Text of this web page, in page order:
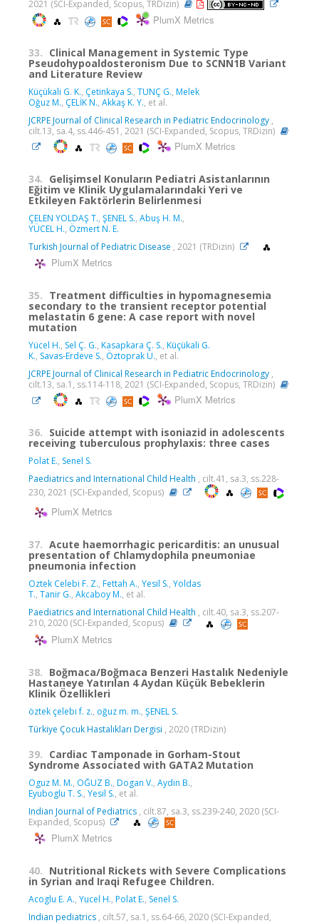
2021 (SCI-Expanded, Scopus, TRDizin)
PlumX Metrics
33. Clinical Management in Systemic Type
Pseudohypoaldosteronism Due to SCNN1B Variant
and Literature Review
Küçükali G. K., Çetinkaya S., TUNÇ G., Melek
Oğuz M., ÇELİK N., Akkaş K. Y., et al.
JCRPE Journal of Clinical Research in Pediatric Endocrinology ,
cilt.13, sa.4, ss.446-451, 2021 (SCI-Expanded, Scopus, TRDizin)
PlumX Metrics
34. Gelişimsel Konuların Pediatri Asistanlarının
Eğitim ve Klinik Uygulamalarındaki Yeri ve
Etkileyen Faktörlerin Belirlenmesi
ÇELEN YOLDAŞ T., ŞENEL S., Abuş H. M.,
YÜCEL H., Özmert N. E.
Turkish Journal of Pediatric Disease , 2021 (TRDizin)
PlumX Metrics
35. Treatment difficulties in hypomagnesemia
secondary to the transient receptor potential
melastatin 6 gene: A case report with novel
mutation
Yücel H., Sel Ç. G., Kasapkara Ç. S., Küçükali G.
K., Savas-Erdeve S., Öztoprak Ü., et al.
JCRPE Journal of Clinical Research in Pediatric Endocrinology ,
cilt.13, sa.1, ss.114-118, 2021 (SCI-Expanded, Scopus, TRDizin)
PlumX Metrics
36. Suicide attempt with isoniazid in adolescents
receiving tuberculous prophylaxis: three cases
Polat E., Senel S.
Paediatrics and International Child Health , cilt.41, sa.3, ss.228-
230, 2021 (SCI-Expanded, Scopus)
PlumX Metrics
37. Acute haemorrhagic pericarditis: an unusual
presentation of Chlamydophila pneumoniae
pneumonia infection
Oztek Celebi F. Z., Fettah A., Yesil S., Yoldas
T., Tanir G., Akcaboy M., et al.
Paediatrics and International Child Health , cilt.40, sa.3, ss.207-
210, 2020 (SCI-Expanded, Scopus)
PlumX Metrics
38. Boğmaca/Boğmaca Benzeri Hastalık Nedeniyle
Hastaneye Yatırılan 4 Aydan Küçük Bebeklerin
Klinik Özellikleri
öztek çelebi f. z., oğuz m. m., ŞENEL S.
Türkiye Çocuk Hastalıkları Dergisi , 2020 (TRDizin)
39. Cardiac Tamponade in Gorham-Stout
Syndrome Associated with GATA2 Mutation
Oguz M. M., OĞUZ B., Dogan V., Aydin B.,
Eyuboglu T. S., Yesil S., et al.
Indian Journal of Pediatrics , cilt.87, sa.3, ss.239-240, 2020 (SCI-
Expanded, Scopus)
PlumX Metrics
40. Nutritional Rickets with Severe Complications
in Syrian and Iraqi Refugee Children.
Acoglu E. A., Yucel H., Polat E., Senel S.
Indian pediatrics , cilt.57, sa.1, ss.64-66, 2020 (SCI-Expanded,